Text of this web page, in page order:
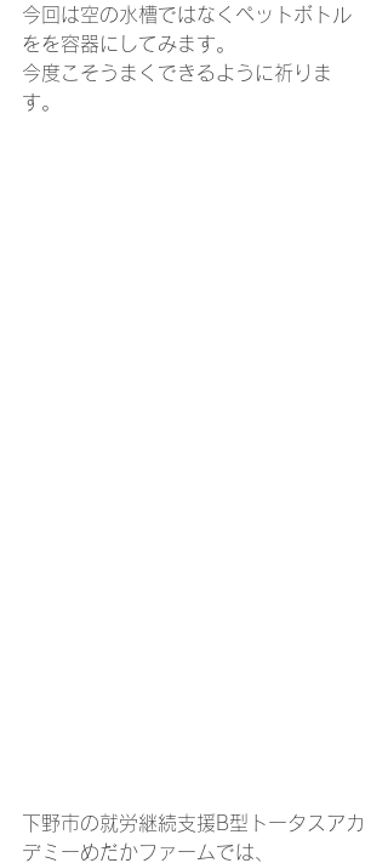
今回は空の水槽ではなくペットボトル
をを容器にしてみます。
今度こそうまくできるように祈りま
す。
下野市の就労継続支援B型トータスアカ
デミーめだかファームでは、